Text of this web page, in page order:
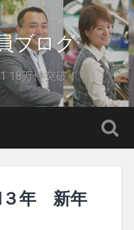
ブログ
18万件突破！
年 新年